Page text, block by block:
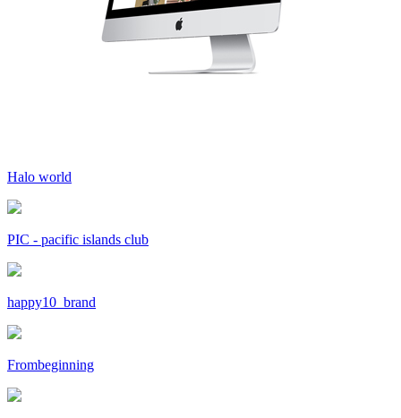
Halo world
PIC - pacific islands club
happy10_brand
Frombeginning